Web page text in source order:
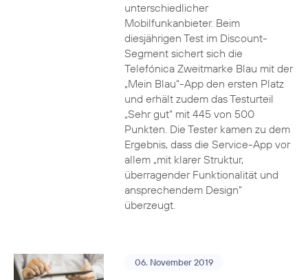
unterschiedlicher
Mobilfunkanbieter. Beim
diesjährigen Test im Discount-
Segment sichert sich die
Telefónica Zweitmarke Blau mit der
„Mein Blau“-App den ersten Platz
und erhält zudem das Testurteil
„Sehr gut“ mit 445 von 500
Punkten. Die Tester kamen zu dem
Ergebnis, dass die Service-App vor
allem „mit klarer Struktur,
überragender Funktionalität und
ansprechendem Design“
überzeugt.
06. November 2019